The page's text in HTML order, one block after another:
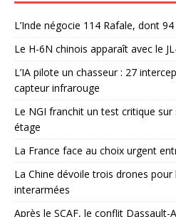
L’Inde négocie 114 Rafale, dont
Le H-6N chinois apparaît avec le
L’IA pilote un chasseur : 27
capteur infrarouge
Le NGI franchit un test critique
étage
La France face au choix urgent
La Chine dévoile trois drones
interarmées
Après le SCAF, le conflit Dassault-